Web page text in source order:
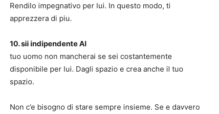
Rendilo impegnativo per lui. In questo modo, ti
apprezzera di piu.
10. sii indipendente Al
tuo uomo non mancherai se sei costantemente
disponibile per lui. Dagli spazio e crea anche il tuo
spazio.
Non c’e bisogno di stare sempre insieme. Se e davvero